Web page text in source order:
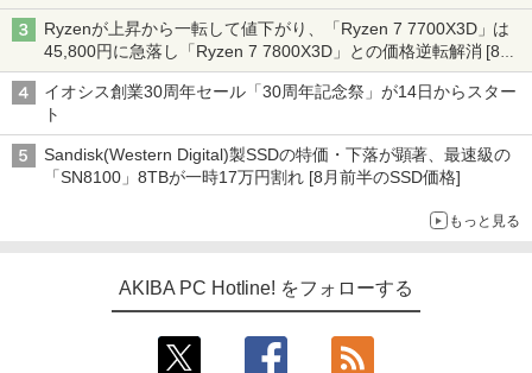
ーム』】
Ryzenが上昇から一転して値下がり、「Ryzen 7 7700X3D」は
45,800円に急落し「Ryzen 7 7800X3D」との価格逆転解消 [8月
前半のCPU価格]
イオシス創業30周年セール「30周年記念祭」が14日からスター
ト
Sandisk(Western Digital)製SSDの特価・下落が顕著、最速級の
「SN8100」8TBが一時17万円割れ [8月前半のSSD価格]
もっと見る
AKIBA PC Hotline! をフォローする